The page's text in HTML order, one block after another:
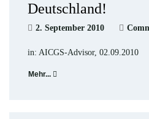
Deutschland!
2. September 2010
in: AICGS-Advisor, 02.09.2010
Mehr...